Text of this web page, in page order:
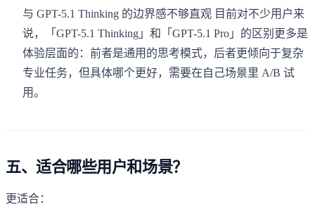
与 GPT-5.1 Thinking 的边界感不够直观 目前对不少用户来
说，「GPT-5.1 Thinking」和「GPT-5.1 Pro」的区别更多是
体验层面的：前者是通用的思考模式，后者更倾向于复杂
专业任务，但具体哪个更好，需要在自己场景里 A/B 试
用。
五、适合哪些用户和场景？
更适合：